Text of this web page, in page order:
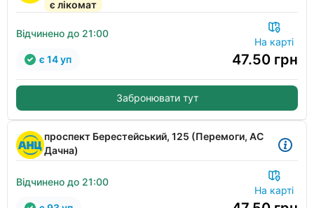
є лікомат
Відчинено до 21:00
На карті
47.50 грн
є 14 уп
Забронювати тут
проспект Берестейський, 125 (Перемоги, АС
Дачна)
Відчинено до 21:00
На карті